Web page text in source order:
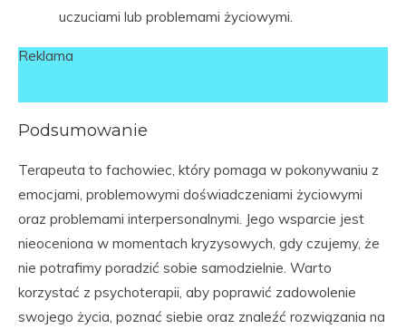
uczuciami lub problemami życiowymi.
Reklama
Podsumowanie
Terapeuta to fachowiec, który pomaga w pokonywaniu z
emocjami, problemowymi doświadczeniami życiowymi
oraz problemami interpersonalnymi. Jego wsparcie jest
nieoceniona w momentach kryzysowych, gdy czujemy, że
nie potrafimy poradzić sobie samodzielnie. Warto
korzystać z psychoterapii, aby poprawić zadowolenie
swojego życia, poznać siebie oraz znaleźć rozwiązania na